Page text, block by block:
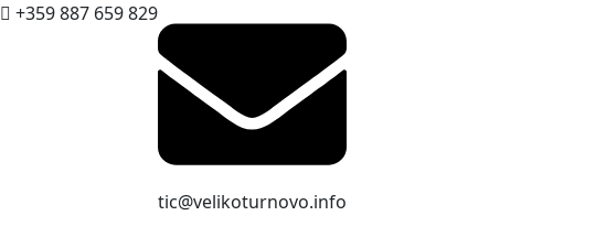
+359 887 659 829
tic@velikoturnovo.info